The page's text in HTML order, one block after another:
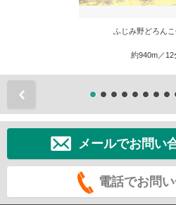
ふじみ野どろんこ
約940m／12
メールでお問い
電話でお問